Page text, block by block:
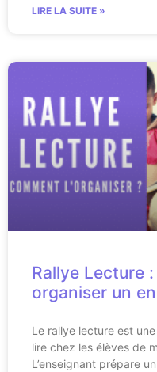
LIRE LA SUITE »
Rallye Lecture
organiser un
Le rallye lecture est
lire chez les élèves de
L’enseignant prépare